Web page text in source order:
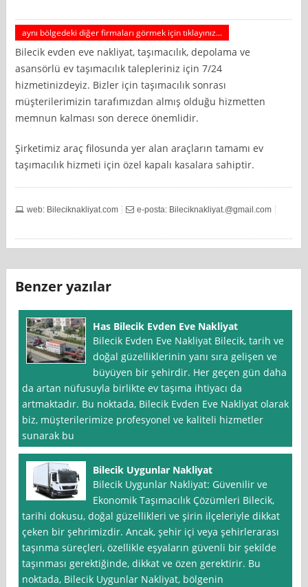
aynı bölgedeki diğer firmaları görmek için tıklayınız...
Bilecik evden eve nakliyat, taşımacılık, depolama ve
asansörlü ev taşımacılık talepleriniz için 7/24
hizmetinizdeyiz. Bizler için taşımacılık sonrası
müşterilerimizin tarafımızdan almış olduğu hizmetten
memnun kalması son derece önemlidir.
Şirketimiz araç filosunda yer alan araçların tamamı ev
taşımacılık hizmeti için özel kapalı kasalara sahiptir.
web: Bileciknakliyat.com e-posta: Bileciknakliyat.@gmail.com
Benzer yazılar
Has Bilecik Evden Eve Nakliyat
Bilecik Evden Eve Nakliyat Bilecik, tarih ve
doğal güzelliklerinin yanı sıra gelişen ve
büyüyen bir şehirdir. Her geçen gün daha
da artan nüfusuyla birlikte ev taşıma ihtiyacı da
artmaktadır. Bu noktada, Bilecik Evden Eve Nakliyat olarak
biz, müşterilerimize profesyonel ve kaliteli hizmetler
sunarak bu
Bilecik Uygunlar Nakliyat
Bilecik Uygunlar Nakliyat: Güvenilir ve
Ekonomik Taşımacılık Çözümleri Bilecik,
tarihi dokusu, doğal güzellikleri ve şirin ilçeleriyle dikkat
çeken bir şehrimizdir. Ancak, şehir içi veya şehirlerarası
taşınma süreçleri, özellikle eşyaların güvenli bir şekilde
taşınması gerektiğinde, dikkat ve özen gerektirir. Bu
noktada, Bilecik Uygunlar Nakliyat, bölgenin